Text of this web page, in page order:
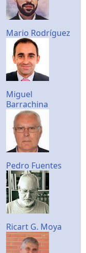
Mario Rodríguez
Miguel
Barrachina
Pedro Fuentes
Ricart G. Moya